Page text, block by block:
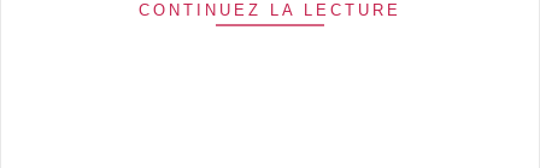
CONTINUEZ LA LECTURE